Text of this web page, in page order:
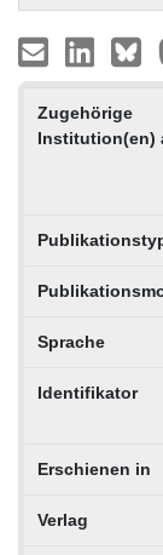
Zugehörige
Institution(en)
Sprache
Identifikator
Erschienen in
Verlag